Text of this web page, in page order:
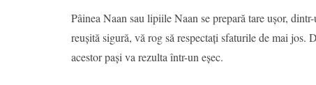
Pâinea Naan sau lipiile Naan se prepară tare ușor,
reușită sigură, vă rog să respectați sfaturile de mai
acestor pași va rezulta într-un eșec.